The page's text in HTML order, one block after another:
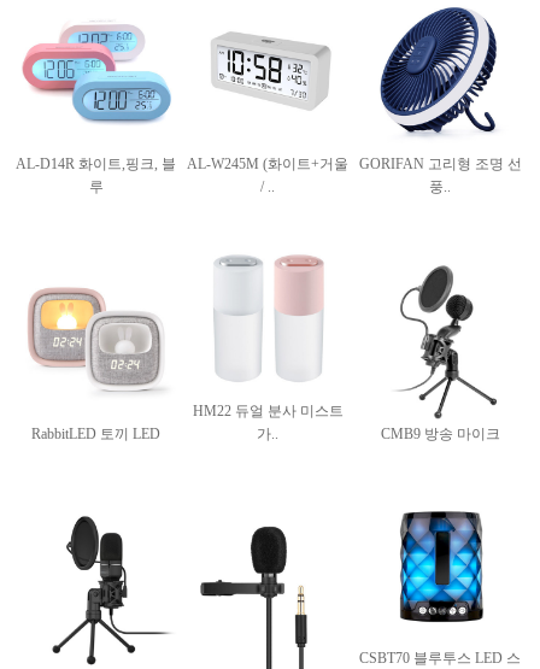
AL-D14R 화이트,핑크, 블
루
AL-W245M (화이트+거울
/ ..
GORIFAN 고리형 조명 선
풍..
RabbitLED 토끼 LED
HM22 듀얼 분사 미스트
가..
CMB9 방송 마이크
CSBT70 블루투스 LED 스